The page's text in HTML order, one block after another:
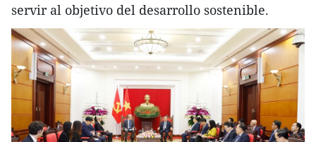
servir al objetivo del desarrollo sostenible.